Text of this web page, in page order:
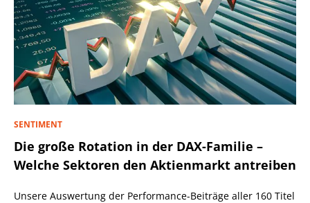
SENTIMENT
Die große Rotation in der DAX-Familie –
Welche Sektoren den Aktienmarkt antreiben
Unsere Auswertung der Performance-Beiträge aller 160 Titel